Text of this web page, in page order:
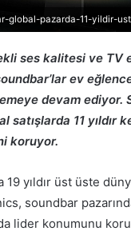
global-pazarda-11-yildir-
ses kalitesi ve TV
ev
devam ediyor.
satışlarda 11 yıldır
koruyor.
19 yıldır üst üste
soundbar
lider konumunu